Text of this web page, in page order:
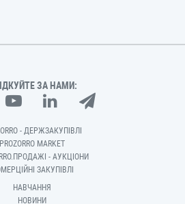
ЗА НАМИ:
- ДЕРЖЗАКУПІВЛІ
PROZORRO MARKET
- АУКЦІОНИ
ЗАКУПІВЛІ
НАВЧАННЯ
НОВИНИ